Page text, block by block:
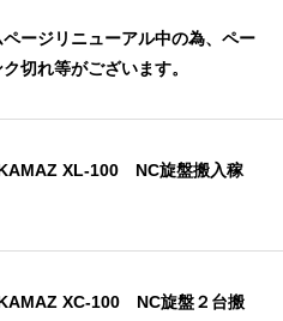
ージリニューアル中の為、ペー
切れ等がございます。
XL-100 NC旋盤搬入稼
XC-100 NC旋盤２台搬